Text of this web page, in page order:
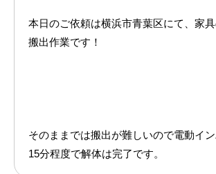
本日のご依頼は横浜市青葉区にて、家
搬出作業です！
そのままでは搬出が難しいので電動イ
15分程度で解体は完了です。